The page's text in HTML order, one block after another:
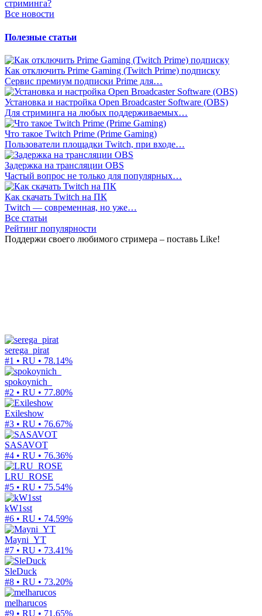
стриминга?
Все новости
Полезные статьи
Как отключить Prime Gaming (Twitch Prime) подписку
Сервис премиум подписки Prime для…
Установка и настройка Open Broadcaster Software (OBS)
Для стриминга на любых поддерживаемых…
Что такое Twitch Prime (Prime Gaming)
Пользователи площадки Twitch, при входе…
Задержка на трансляции OBS
Частый вопрос не только для популярных…
Как скачать Twitch на ПК
Twitch — современная, но уже…
Все статьи
Рейтинг популярности
Поддержи своего любимого стримера – поставь Like!
serega_pirat
#1 • RU • 78.14%
spokoynich_
#2 • RU • 77.80%
Exileshow
#3 • RU • 76.67%
SASAVOT
#4 • RU • 76.36%
LRU_ROSE
#5 • RU • 75.54%
kW1sst
#6 • RU • 74.59%
Mayni_YT
#7 • RU • 73.41%
SleDuck
#8 • RU • 73.20%
melharucos
#9 • RU • 71.65%